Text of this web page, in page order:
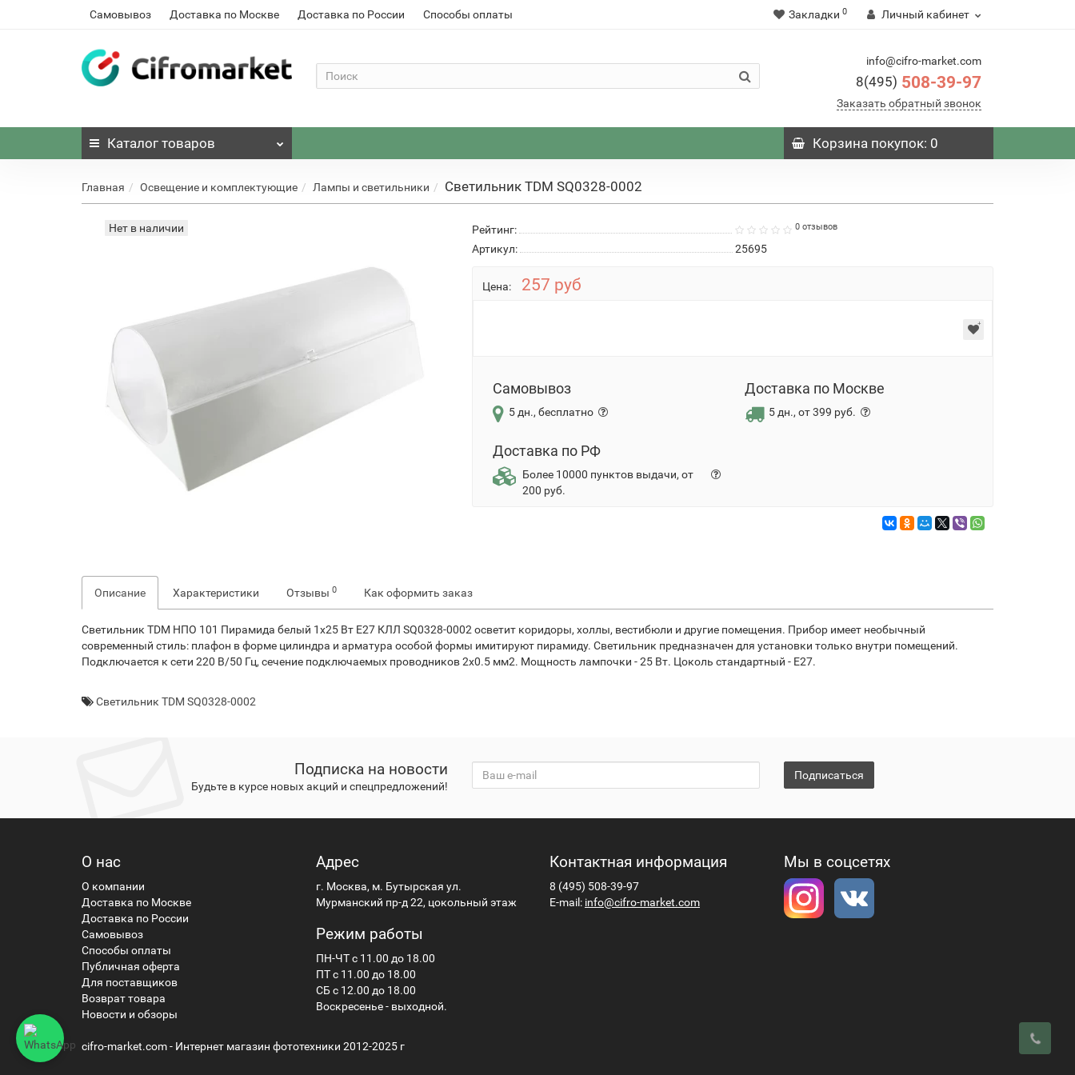
Самовывоз Доставка по Москве Доставка по России Способы оплаты Закладки 0 Личный кабинет
info@cifro-market.com
8(495) 508-39-97
Заказать обратный звонок
Каталог товаров Корзинапокупок: 0
Главная Освещение и комплектующие Лампы и светильники Светильник TDM SQ0328-0002
Нет в наличии Рейтинг: 0 отзывов
Артикул: 25695
Цена: 257 руб
Самовывоз
5 дн., бесплатно
Доставка по Москве
5 дн., от 399 руб.
Доставка по РФ
Более 10000 пунктов выдачи, от
200 руб.
Описание Характеристики Отзывы 0 Как оформить заказ
Светильник TDM НПО 101 Пирамида белый 1х25 Вт Е27 КЛЛ SQ0328-0002 осветит коридоры, холлы, вестибюли и другие помещения. Прибор имеет необычный
современный стиль: плафон в форме цилиндра и арматура особой формы имитируют пирамиду. Светильник предназначен для установки только внутри помещений.
Подключается к сети 220 В/50 Гц, сечение подключаемых проводников 2х0.5 мм2. Мощность лампочки - 25 Вт. Цоколь стандартный - Е27.
Светильник TDM SQ0328-0002
Подписка на новости
Будьте в курсе новых акций и спецпредложений!
Подписаться
О нас
О компании
Доставка по Москве
Доставка по России
Самовывоз
Способы оплаты
Публичная оферта
Для поставщиков
Возврат товара
Новости и обзоры
Адрес
г. Москва, м. Бутырская ул.
Мурманский пр-д 22, цокольный этаж
Режим работы
ПН-ЧТ с 11.00 до 18.00
ПТ с 11.00 до 18.00
СБ с 12.00 до 18.00
Воскресенье - выходной.
Контактная информация
8 (495) 508-39-97
E-mail: info@cifro-market.com
Мы в соцсетях
cifro-market.com - Интернет магазин фототехники 2012-2025 г